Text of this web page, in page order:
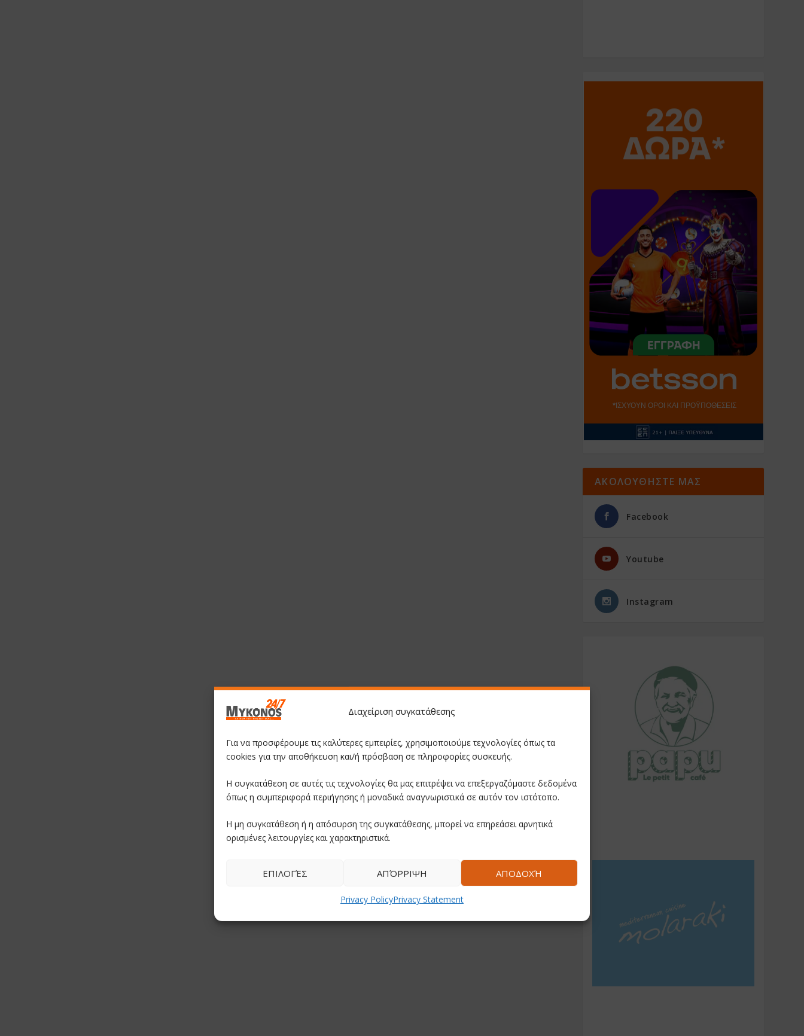
Διαχείριση συγκατάθεσης
Για να προσφέρουμε τις καλύτερες εμπειρίες, χρησιμοποιούμε τεχνολογίες όπως τα
cookies για την αποθήκευση και/ή πρόσβαση σε πληροφορίες συσκευής.
Η συγκατάθεση σε αυτές τις τεχνολογίες θα μας επιτρέψει να επεξεργαζόμαστε δεδομένα
όπως η συμπεριφορά περιήγησης ή μοναδικά αναγνωριστικά σε αυτόν τον ιστότοπο.
Η μη συγκατάθεση ή η απόσυρση της συγκατάθεσης, μπορεί να επηρεάσει αρνητικά
ορισμένες λειτουργίες και χαρακτηριστικά.
ΑΠΟΔΟΧΉ
ΑΠΌΡΡΙΨΗ
ΕΠΙΛΟΓΈΣ
Privacy PolicyPrivacy Statement
ΑΚΟΛΟΥΘΗΣΤΕ ΜΑΣ
Facebook
Youtube
Instagram